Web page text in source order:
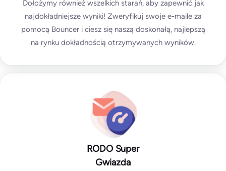
Dołożymy również wszelkich starań, aby zapewnić jak
najdokładniejsze wyniki! Zweryfikuj swoje e-maile za
pomocą Bouncer i ciesz się naszą doskonałą, najlepszą
na rynku dokładnością otrzymywanych wyników.
RODO Super
Gwiazda